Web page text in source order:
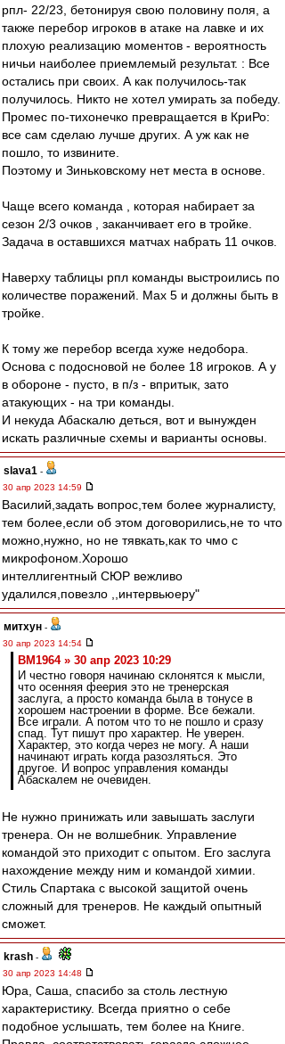
рпл- 22/23, бетонируя свою половину поля, а
также перебор игроков в атаке на лавке и их
плохую реализацию моментов - вероятность
ничьи наиболее приемлемый результат. : Все
остались при своих. А как получилось-так
получилось. Никто не хотел умирать за победу.
Промес по-тихонечко превращается в КриРо:
все сам сделаю лучше других. А уж как не
пошло, то извините.
Поэтому и Зиньковскому нет места в основе.
Чаще всего команда , которая набирает за
сезон 2/3 очков , заканчивает его в тройке.
Задача в оставшихся матчах набрать 11 очков.
Наверху таблицы рпл команды выстроились по
количестве поражений. Мах 5 и должны быть в
тройке.
К тому же перебор всегда хуже недобора.
Основа с подосновой не более 18 игроков. А у
в обороне - пусто, в п/з - впритык, зато
атакующих - на три команды.
И некуда Абаскалю деться, вот и вынужден
искать различные схемы и варианты основы.
slava1 -
30 апр 2023 14:59
Василий,задать вопрос,тем более журналисту,
тем более,если об этом договорились,не то что
можно,нужно, но не тявкать,как то чмо с
микрофоном.Хорошо
интеллигентный СЮР вежливо
удалился,повезло ,,интервьюеру"
митхун -
30 апр 2023 14:54
BM1964 » 30 апр 2023 10:29
И честно говоря начинаю склонятся к мысли,
что осенняя феерия это не тренерская
заслуга, а просто команда была в тонусе в
хорошем настроении в форме. Все бежали.
Все играли. А потом что то не пошло и сразу
спад. Тут пишут про характер. Не уверен.
Характер, это когда через не могу. А наши
начинают играть когда разозляться. Это
другое. И вопрос управления команды
Абаскалем не очевиден.
Не нужно принижать или завышать заслуги
тренера. Он не волшебник. Управление
командой это приходит с опытом. Его заслуга
нахождение между ним и командой химии.
Стиль Спартака с высокой защитой очень
сложный для тренеров. Не каждый опытный
сможет.
krash -
30 апр 2023 14:48
Юра, Саша, спасибо за столь лестную
характеристику. Всегда приятно о себе
подобное услышать, тем более на Книге.